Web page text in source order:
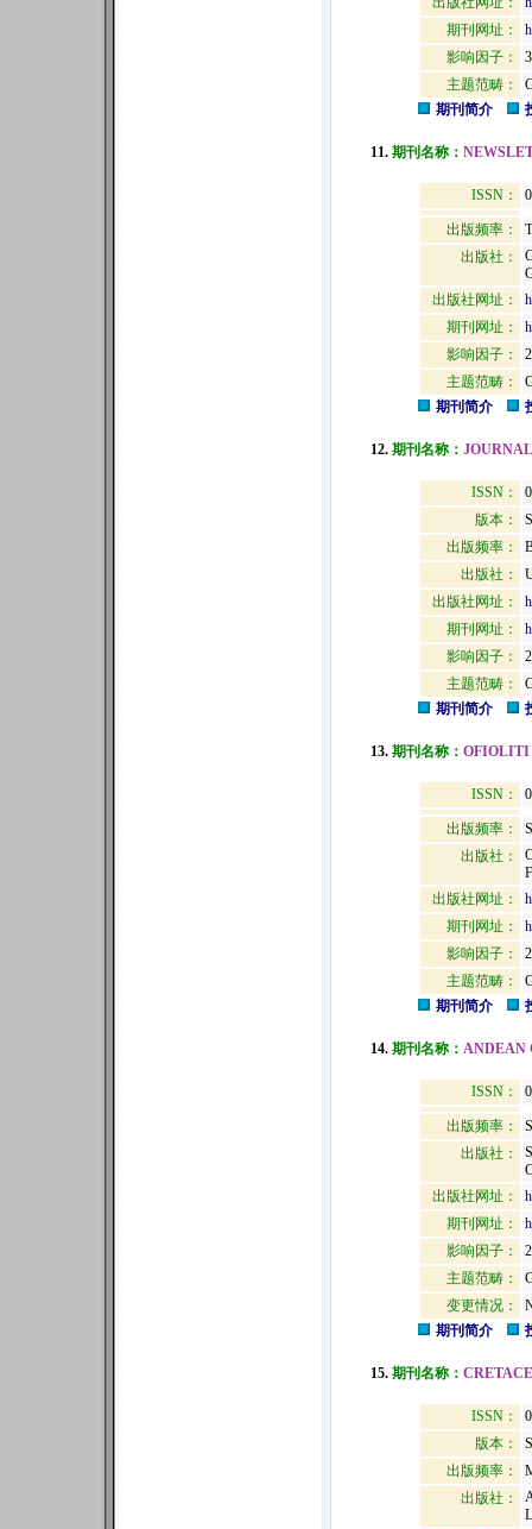
期刊网址：
影响因子：
主题范畴：
期刊简介
11. 期刊名称：
ISSN：
出版频率：
出版社：
出版社网址：
期刊网址：
影响因子：
主题范畴：
期刊简介
12. 期刊名称：
ISSN：
版本：
出版频率：
出版社：
出版社网址：
期刊网址：
影响因子：
主题范畴：
期刊简介
13. 期刊名称： OFIOLITI
ISSN：
出版频率：
出版社：
出版社网址：
期刊网址：
影响因子：
主题范畴：
期刊简介
14. 期刊名称： ANDEAN
ISSN：
出版频率：
出版社：
出版社网址：
期刊网址：
影响因子：
主题范畴：
变更情况：
期刊简介
15. 期刊名称：
ISSN：
版本：
出版频率：
出版社：